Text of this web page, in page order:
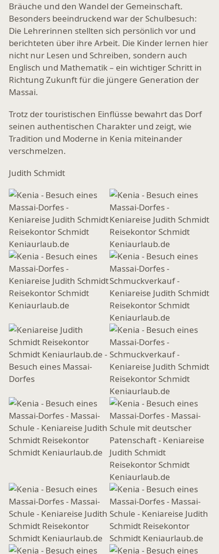
Bräuche und den Wandel der Gemeinschaft.
Besonders beeindruckend war der Schulbesuch:
Die Lehrerinnen stellten sich persönlich vor und
berichteten über ihre Arbeit. Die Kinder lernen hier
nicht nur Lesen und Schreiben, sondern auch
Englisch und Mathematik – ein wichtiger Schritt in
Richtung Zukunft für die jüngere Generation der
Massai.
Trotz der touristischen Einflüsse bewahrt das Dorf
seinen authentischen Charakter und zeigt, wie
Tradition und Moderne in Kenia miteinander
verschmelzen.
Judith Schmidt